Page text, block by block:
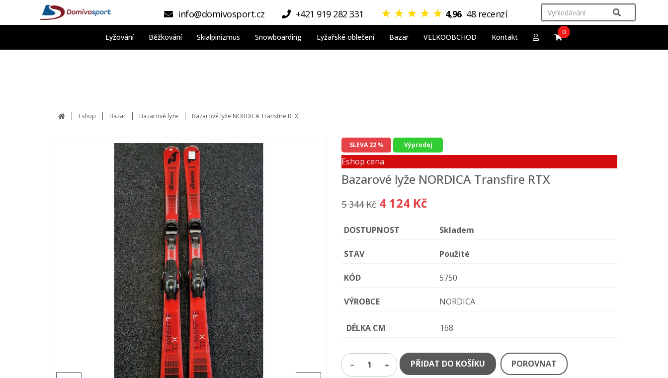
info@domivosport.cz +421 919 282 331 ★ ★ ★ ★ ★ 4,96 48 recenzí
Lyžování Běžkování Skialpinizmus Snowboarding Lyžařské oblečení Bazar VELKOOBCHOD Kontakt
0
Eshop Bazar Bazarové lyže Bazarové lyže NORDICA Transfire RTX
SLEVA 22 % Výprodej
Eshop cena
Bazarové lyže NORDICA Transfire RTX
5 344 Kč 4 124 Kč
DOSTUPNOST Skladem
STAV Použité
KÓD 5750
VÝROBCE NORDICA
DÉLKA CM 168
1 PŘIDAT DO KOŠÍKU POROVNAT